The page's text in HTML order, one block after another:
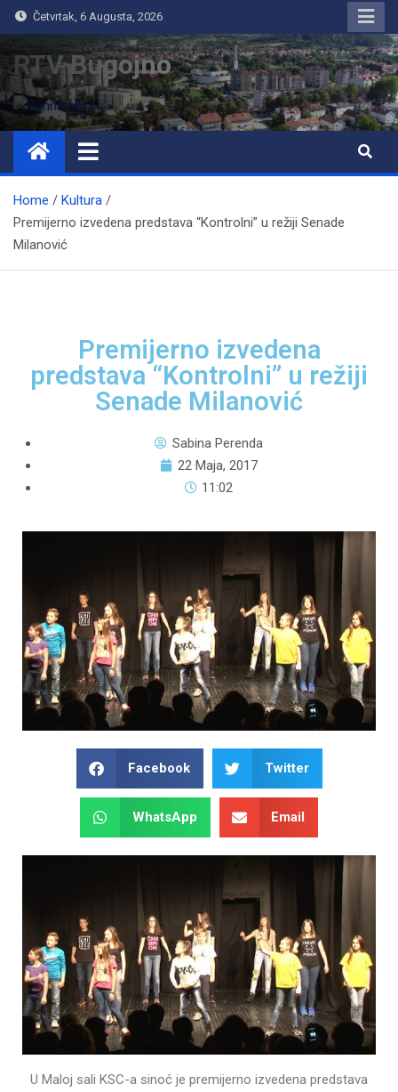
Četvrtak, 6 Augusta, 2026
RTV Bugojno
Home
Kultura
Premijerno izvedena predstava “Kontrolni” u režiji Senade
Milanović
Premijerno izvedena
predstava “Kontrolni” u režiji
Senade Milanović
Sabina Perenda
22 Maja, 2017
11:02
Facebook Twitter
WhatsApp Email
U Maloj sali KSC-a sinoć je premijerno izvedena predstava